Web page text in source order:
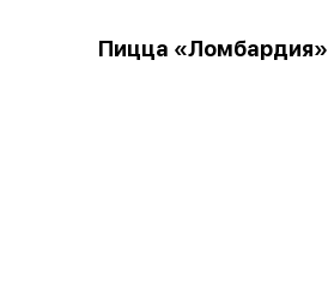
Пицца «Ломбардия»